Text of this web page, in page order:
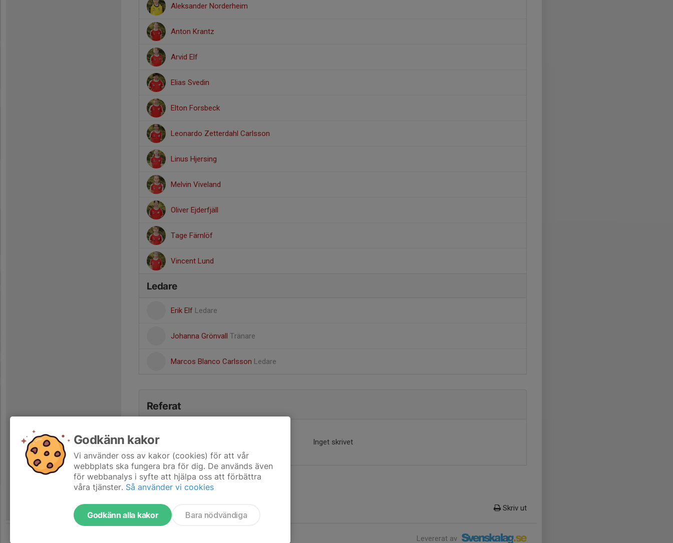
Aleksander Norderheim
Anton Krantz
Arvid Elf
Elias Svedin
Elton Forsbeck
Leonardo Zetterdahl Carlsson
Linus Hjersing
Melvin Viveland
Oliver Ejderfjäll
Tage Färnlöf
Vincent Lund
Ledare
Erik Elf Ledare
Johanna Grönvall Tränare
Marcos Blanco Carlsson Ledare
Referat
Inget skrivet
Skriv ut
Levererat av
Godkänn kakor
Vi använder oss av kakor (cookies) för att vår
webbplats ska fungera bra för dig. De används även
för webbanalys i syfte att hjälpa oss att förbättra
våra tjänster. Så använder vi cookies
Godkänn alla kakor Bara nödvändiga